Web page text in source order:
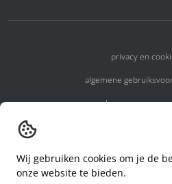
privacy en
algemene
algemene
code of conduct
Wij gebruiken cookies om je de
onze website te bieden.